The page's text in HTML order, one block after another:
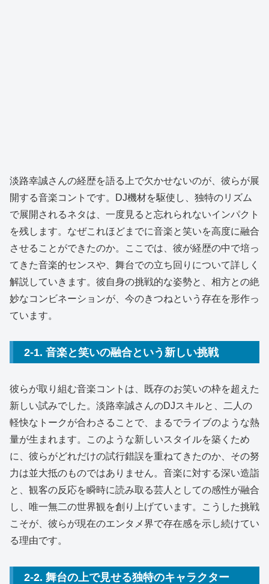
淡路幸誠さんの経歴を語る上で欠かせないのが、彼らが展
開する音楽コントです。DJ機材を駆使し、独特のリズム
で展開されるネタは、一度見ると忘れられないインパクト
を残します。なぜこれほどまでに音楽と笑いを高度に融合
させることができたのか。ここでは、彼が経歴の中で培っ
てきた音楽的センスや、舞台での立ち回りについて詳しく
解説していきます。彼自身の挑戦的な姿勢と、相方との絶
妙なコンビネーションが、今のきつねという存在を形作っ
ています。
2-1. 音楽と笑いの融合という新しい挑戦
彼らが取り組む音楽コントは、既存のお笑いの枠を超えた
新しい試みでした。淡路幸誠さんのDJスキルと、二人の
軽快なトークが合わさることで、まるでライブのような熱
量が生まれます。このような新しいスタイルを築くため
に、彼らがどれだけの試行錯誤を重ねてきたのか、その努
力は並大抵のものではありません。音楽に対する深い造詣
と、観客の反応を瞬時に読み取る芸人としての感性が融合
し、唯一無二の世界観を創り上げています。こうした挑戦
こそが、彼らが現在のエンタメ界で存在感を示し続けてい
る理由です。
2-2. 舞台の上で見せる独特のキャラクター